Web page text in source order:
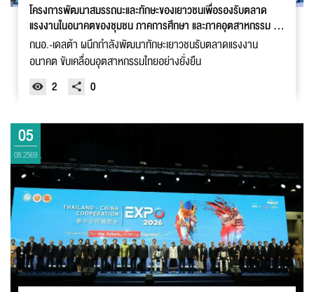
โครงการพัฒนาสมรรถนะและทักษะของเยาวชนเพื่อรองรับตลาด
แรงงานในอนาคตของชุมชน ภาคการศึกษา และภาคอุตสาหกรรม (I-
EA-T - Delta SAMUTPRAKAN SANDBOX)
กนอ.-เดลต้า ผนึกกำลังพัฒนาทักษะเยาวชนรับตลาดแรงงาน
อนาคต ขับเคลื่อนอุตสาหกรรมไทยอย่างยั่งยืน
2
0
05
08.2569